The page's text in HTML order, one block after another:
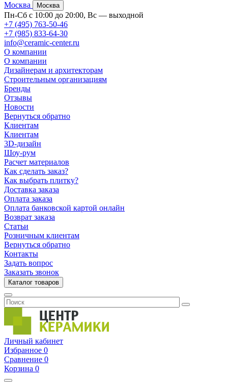
Москва
Москва
Пн-Сб с 10:00 до 20:00, Вс — выходной
+7 (495) 763-50-46
+7 (985) 833-64-30
info@ceramic-center.ru
О компании
О компании
Дизайнерам и архитекторам
Строительным организациям
Бренды
Отзывы
Новости
Вернуться обратно
Клиентам
Клиентам
3D-дизайн
Шоу-рум
Расчет материалов
Как сделать заказ?
Как выбрать плитку?
Доставка заказа
Оплата заказа
Оплата банковской картой онлайн
Возврат заказа
Статьи
Розничным клиентам
Вернуться обратно
Контакты
Задать вопрос
Заказать звонок
Каталог товаров
Личный кабинет
Избранное 0
Сравнение 0
Корзина 0